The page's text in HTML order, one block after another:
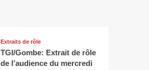
Extraits de rôle
TGI/Gombe: Extrait de rôle
de l’audience du mercredi